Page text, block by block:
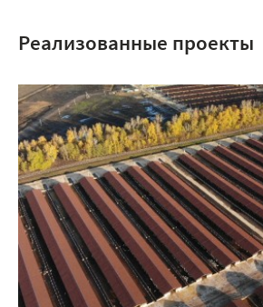
Реализованные проекты